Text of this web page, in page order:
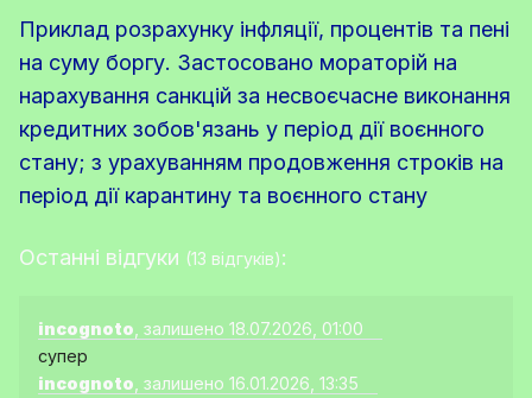
Приклад розрахунку інфляції, процентів та пені
на суму боргу. Застосовано мораторій на
нарахування санкцій за несвоєчасне виконання
кредитних зобов'язань у період дії воєнного
стану; з урахуванням продовження строків на
період дії карантину та воєнного стану
Останні відгуки (13 відгуків):
incognoto , залишено 18.07.2026, 01:00
супер
incognoto , залишено 16.01.2026, 13:35